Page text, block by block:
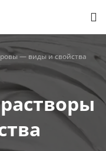
— виды и свойства